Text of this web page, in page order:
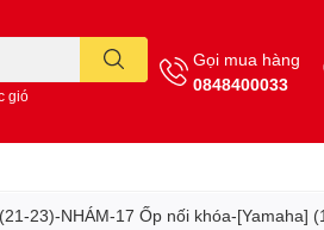
gió
Gọi mua hàng
0848400033
23)-NHÁM-17 Ốp nối khóa-[Yamaha]